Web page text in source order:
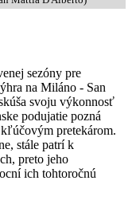
sezóny pre
na Miláno - San
svoju výkonnosť
podujatie pozná
pretekárom.
stále patrí k
preto jeho
ich tohtoročnú